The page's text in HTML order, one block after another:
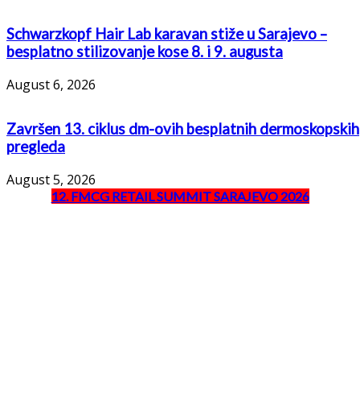
Schwarzkopf Hair Lab karavan stiže u Sarajevo –
besplatno stilizovanje kose 8. i 9. augusta
August 6, 2026
Završen 13. ciklus dm-ovih besplatnih dermoskopskih
pregleda
August 5, 2026
12. FMCG RETAIL SUMMIT SARAJEVO 2026